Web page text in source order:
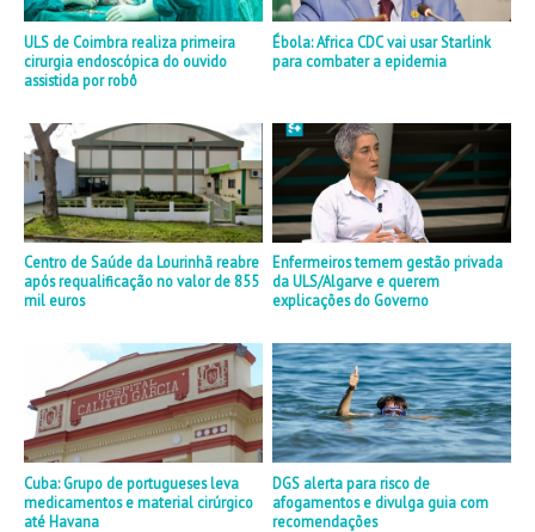
ULS de Coimbra realiza primeira
cirurgia endoscópica do ouvido
assistida por robô
Ébola: Africa CDC vai usar Starlink
para combater a epidemia
Centro de Saúde da Lourinhã reabre
após requalificação no valor de 855
mil euros
Enfermeiros temem gestão privada
da ULS/Algarve e querem
explicações do Governo
Cuba: Grupo de portugueses leva
medicamentos e material cirúrgico
até Havana
DGS alerta para risco de
afogamentos e divulga guia com
recomendações